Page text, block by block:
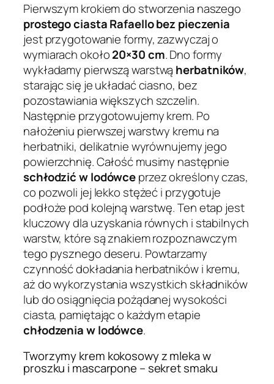
Pierwszym krokiem do stworzenia naszego
prostego ciasta Rafaello bez pieczenia
jest przygotowanie formy, zazwyczaj o
wymiarach około20×30 cm. Dno formy
wykładamy pierwszą warstwą herbatników,
starając się je układać ciasno, bez
pozostawiania większych szczelin.
Następnie przygotowujemy krem. Po
nałożeniu pierwszej warstwy kremu na
herbatniki, delikatnie wyrównujemy jego
powierzchnię. Całość musimy następnie
schłodzić w lodówceprzez określony czas,
co pozwoli jej lekko stężeć i przygotuje
podłoże pod kolejną warstwę. Ten etap jest
kluczowy dla uzyskania równych i stabilnych
warstw, które są znakiem rozpoznawczym
tego pysznego deseru. Powtarzamy
czynność dokładania herbatników i kremu,
aż do wykorzystania wszystkich składników
lub do osiągnięcia pożądanej wysokości
ciasta, pamiętając o każdym etapie
chłodzenia w lodówce.
Tworzymy krem kokosowy z mleka w
proszku i mascarpone – sekret smaku